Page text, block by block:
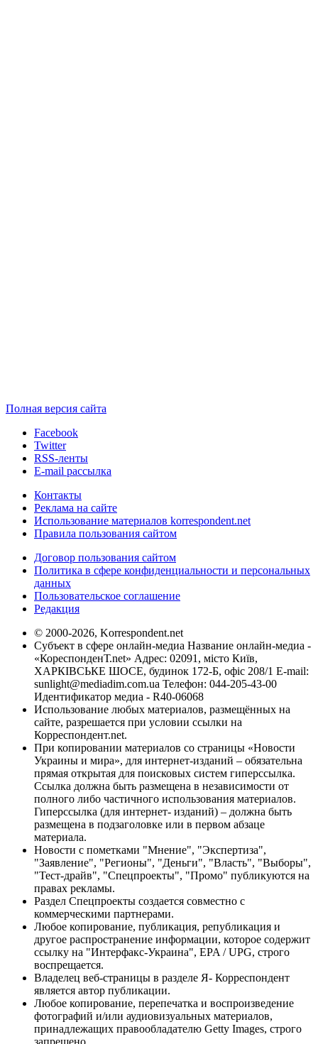
Полная версия сайта
Facebook
Twitter
RSS-ленты
E-mail рассылка
Контакты
Реклама на сайте
Использование материалов korrespondent.net
Правила пользования сайтом
Договор пользования сайтом
Политика в сфере конфиденциальности и персональных
данных
Пользовательское соглашение
Редакция
© 2000-2026, Korrespondent.net
Субъект в сфере онлайн-медиа Название онлайн-медиа -
«КореспонденТ.net» Адрес: 02091, місто Київ,
ХАРКІВСЬКЕ ШОСЕ, будинок 172-Б, офіс 208/1 E-mail:
sunlight@mediadim.com.ua Телефон: 044-205-43-00
Идентификатор медиа - R40-06068
Использование любых материалов, размещённых на
сайте, разрешается при условии ссылки на
Корреспондент.net.
При копировании материалов со страницы «Новости
Украины и мира», для интернет-изданий – обязательна
прямая открытая для поисковых систем гиперссылка.
Ссылка должна быть размещена в независимости от
полного либо частичного использования материалов.
Гиперссылка (для интернет- изданий) – должна быть
размещена в подзаголовке или в первом абзаце
материала.
Новости с пометками "Мнение", "Экспертиза",
"Заявление", "Регионы", "Деньги", "Власть", "Выборы",
"Тест-драйв", "Спецпроекты", "Промо" публикуются на
правах рекламы.
Раздел Спецпроекты создается совместно с
коммерческими партнерами.
Любое копирование, публикация, републикация и
другое распространение информации, которое содержит
ссылку на "Интерфакс-Украина", EPA / UPG, строго
воспрещается.
Владелец веб-страницы в разделе Я- Корреспондент
является автор публикации.
Любое копирование, перепечатка и воспроизведение
фотографий и/или аудиовизуальных материалов,
принадлежащих правообладателю Getty Images, строго